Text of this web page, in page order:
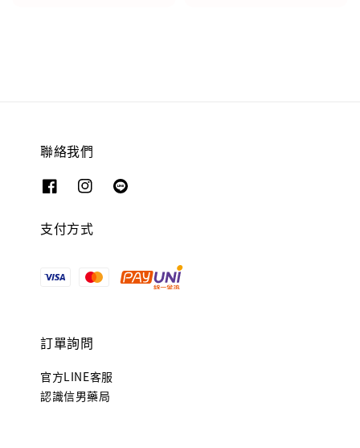
聯絡我們
支付方式
訂單詢問
官方LINE客服
認識信男藥局